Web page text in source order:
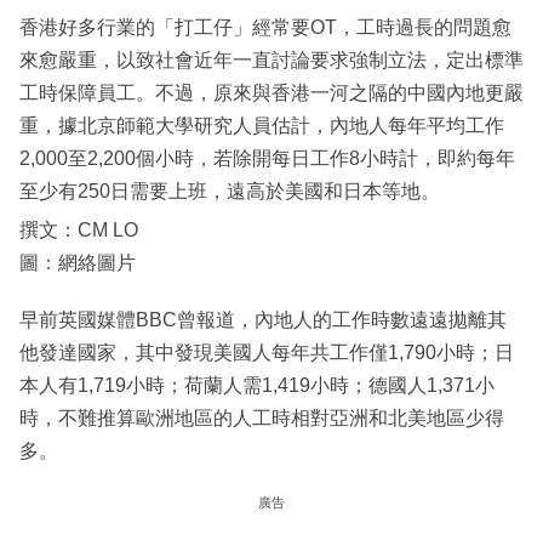
區
香港好多行業的「打工仔」經常要OT，工時過長的問題愈
來愈嚴重，以致社會近年一直討論要求強制立法，定出標準
工時保障員工。不過，原來與香港一河之隔的中國內地更嚴
重，據北京師範大學研究人員估計，內地人每年平均工作
2,000至2,200個小時，若除開每日工作8小時計，即約每年
至少有250日需要上班，遠高於美國和日本等地。
撰文：CM LO
圖：網絡圖片
早前英國媒體BBC曾報道，內地人的工作時數遠遠拋離其
他發達國家，其中發現美國人每年共工作僅1,790小時；日
本人有1,719小時；荷蘭人需1,419小時；德國人1,371小
時，不難推算歐洲地區的人工時相對亞洲和北美地區少得
多。
廣告